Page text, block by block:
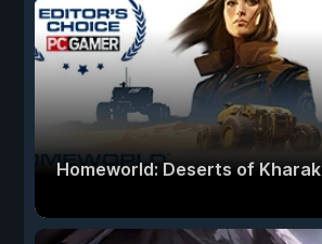
Homeworld: Deserts of Kharak